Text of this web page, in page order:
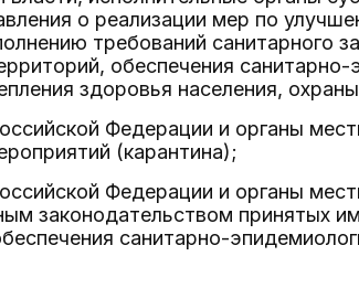
о реализации мер по
требований санитарного
обеспечения санитарно-
здоровья населения,
Федерации и органы
(карантина);
Федерации и органы
законодательством принятых
санитарно-